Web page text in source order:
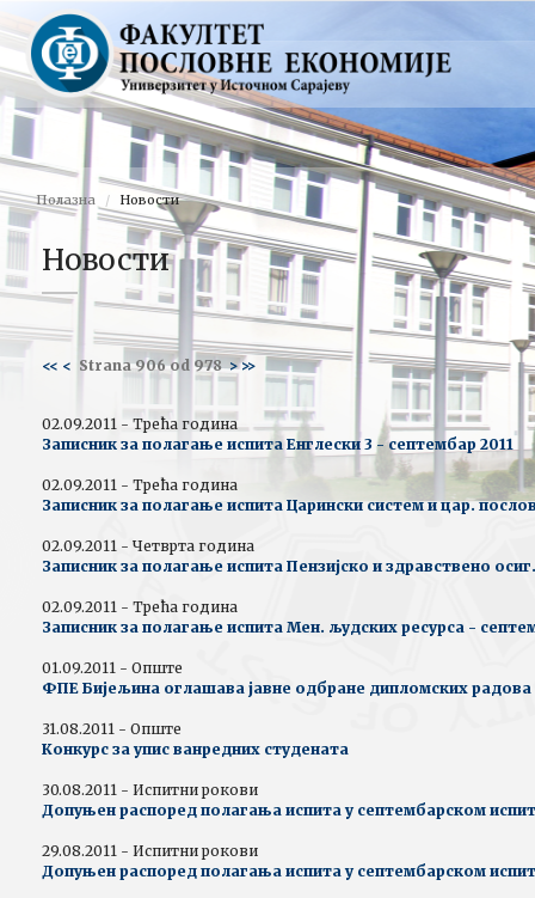
Полазна Новости
Новости
<< < Strana 906 od 978> >>
02.09.2011 - Трећа година
Записник за полагање испита Енглески 3 - септембар 2011
02.09.2011 - Трећа година
Записник за полагање испита Царински систем и цар.
02.09.2011 - Четврта година
Записник за полагање испита Пензијско и здравствено
02.09.2011 - Трећа година
Записник за полагање испита Мен. људских ресурса -
01.09.2011 - Опште
ФПЕ Бијељина оглашава јавне одбране дипломских радова
31.08.2011 - Опште
Конкурс за упис ванредних студената
30.08.2011 - Испитни рокови
Допуњен распоред полагања испита у септембарском
29.08.2011 - Испитни рокови
Допуњен распоред полагања испита у септембарском